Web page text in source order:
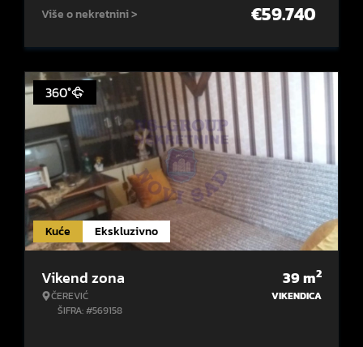
Više o nekretnini > €59.740
Kuće Ekskluzivno
360°
Vikend zona
ČEREVIĆ
ŠIFRA: #569158
39m2
VIKENDICA